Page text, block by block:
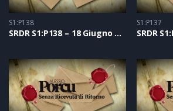
S1:P138
SRDR S1:P138 – 18 Giugno 2021
S1:P137